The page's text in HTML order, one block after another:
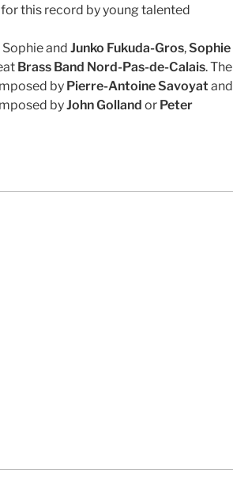
this record by young talented
andJunko Fukuda-Gros,Sophie
Brass Band Nord-Pas-de-Calais. The
by Pierre-Antoine Savoyatand
byJohn Golland or Peter